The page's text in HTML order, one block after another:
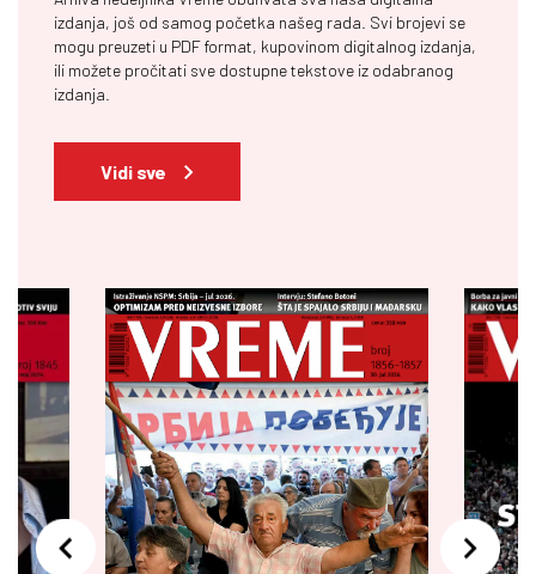
izdanja, još od samog početka našeg rada. Svi brojevi se
mogu preuzeti u PDF format, kupovinom digitalnog izdanja,
ili možete pročitati sve dostupne tekstove iz odabranog
izdanja.
Vidi sve